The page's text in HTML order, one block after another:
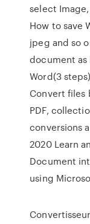
select Image,
How to save
jpeg and so
document
Word(3
Convert files
PDF,
conversions
2020 Learn
Document
using